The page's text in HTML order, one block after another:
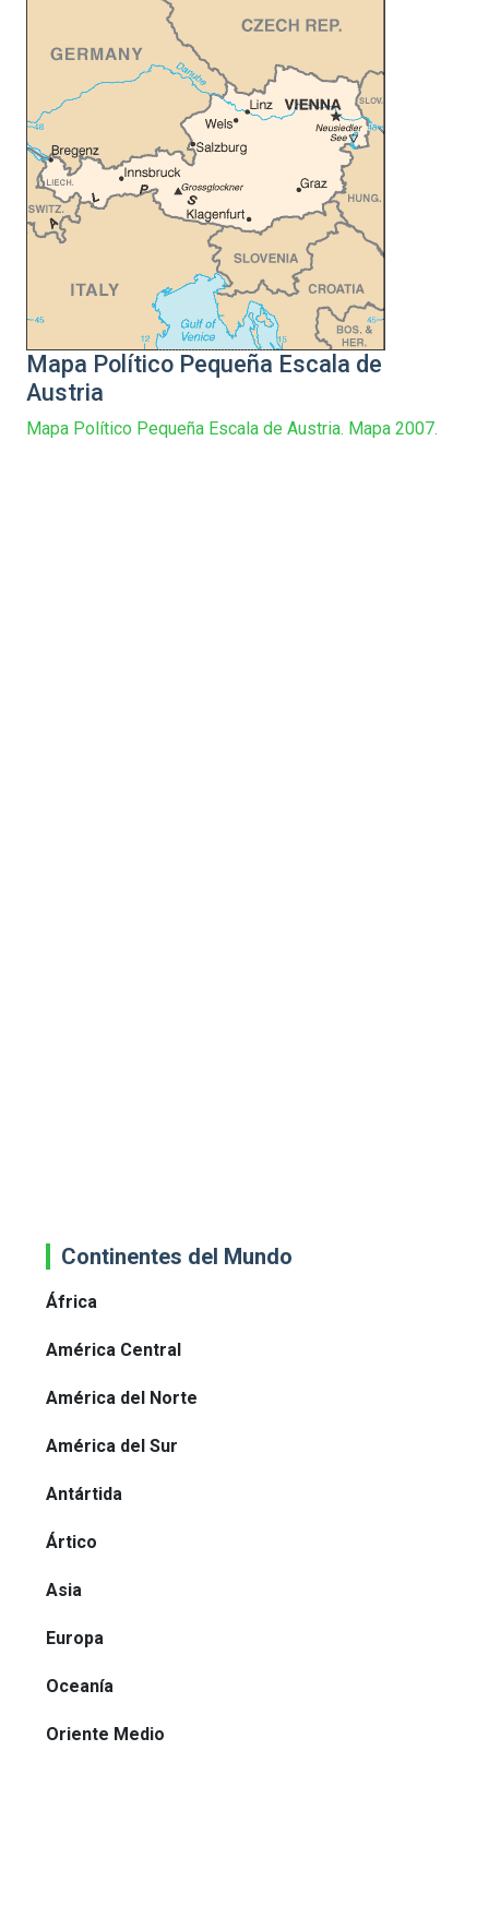
Mapa Político Pequeña Escala de
Austria
Mapa Político Pequeña Escala de Austria. Mapa 2007.
Continentes del Mundo
África
América Central
América del Norte
América del Sur
Antártida
Ártico
Asia
Europa
Oceanía
Oriente Medio